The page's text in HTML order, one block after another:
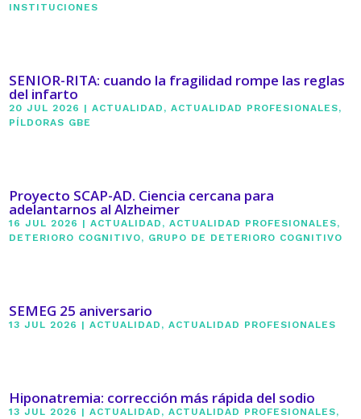
INSTITUCIONES
SENIOR-RITA: cuando la fragilidad rompe las reglas
del infarto
20 JUL 2026 |ACTUALIDAD ,ACTUALIDAD PROFESIONALES,
PÍLDORAS GBE
Proyecto SCAP-AD. Ciencia cercana para
adelantarnos al Alzheimer
16 JUL 2026 |ACTUALIDAD ,ACTUALIDAD PROFESIONALES,
DETERIORO COGNITIVO, GRUPO DE DETERIORO COGNITIVO
SEMEG 25 aniversario
13 JUL 2026 |ACTUALIDAD ,ACTUALIDAD PROFESIONALES
Hiponatremia: corrección más rápida del sodio
13 JUL 2026 |ACTUALIDAD ,ACTUALIDAD PROFESIONALES,